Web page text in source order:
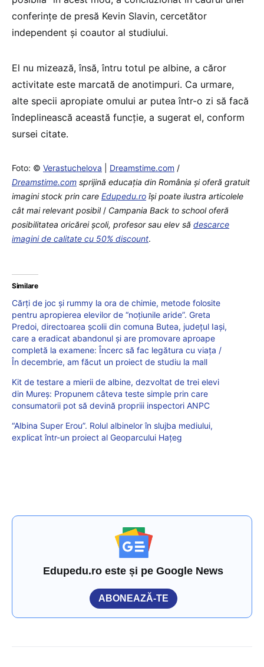
conferinţe de presă Kevin Slavin, cercetător
independent şi coautor al studiului.
El nu mizează, însă, întru totul pe albine, a căror
activitate este marcată de anotimpuri. Ca urmare,
alte specii apropiate omului ar putea într-o zi să facă
îndeplinească această funcţie, a sugerat el, conform
sursei citate.
Foto: © Verastuchelova Dreamstime.com /
Dreamstime.com sprijină educaţia din România şi oferă gratuit
imagini stock prin care Edupedu.ro îşi poate ilustra articolele
cât mai relevant posibil/ Campania Back to school oferă
posibilitatea oricărei școli, profesor sau elev să descarce
imagini de calitate cu 50% discount.
Similare
Cărți de joc și rummy la ora de chimie, metode folosite
pentru apropierea elevilor de “noțiunile aride”. Greta
Predoi, directoarea școlii din comuna Butea, județul Iași,
care a eradicat abandonul și are promovare aproape
completă la examene: Încerc să fac legătura cu viața /
În decembrie, am făcut un proiect de studiu la mall
Kit de testare a mierii de albine, dezvoltat de trei elevi
din Mureș: Propunem câteva teste simple prin care
consumatorii pot să devină propriii inspectori ANPC
“Albina Super Erou”. Rolul albinelor în slujba mediului,
explicat într-un proiect al Geoparcului Hațeg
Edupedu.ro este și pe Google News
ABONEAZĂ-TE